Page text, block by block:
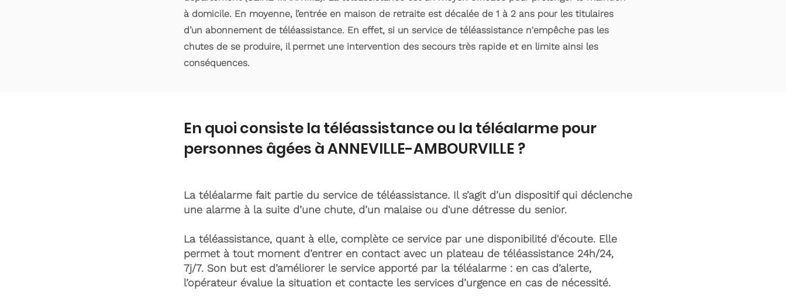
à domicile. En moyenne, l’entrée en maison de retraite est décalée de 1 à 2 ans pour les titulaires
d’un abonnement de téléassistance. En effet, si un service de téléassistance n'empêche pas les
chutes de se produire, il permet une intervention des secours très rapide et en limite ainsi les
conséquences.
En quoi consiste la téléassistance ou la téléalarme pour
personnes âgées à ANNEVILLE-AMBOURVILLE ?
La téléalarme fait partie du service de téléassistance. Il s’agit d’un dispositif qui déclenche
une alarme à la suite d’une chute, d’un malaise ou d'une détresse du senior.
La téléassistance, quant à elle, complète ce service par une disponibilité d'écoute. Elle
permet à tout moment d’entrer en contact avec un plateau de téléassistance 24h/24,
7j/7. Son but est d’améliorer le service apporté par la téléalarme : en cas d’alerte,
l’opérateur évalue la situation et contacte les services d’urgence en cas de nécessité.